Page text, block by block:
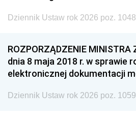
Dziennik Ustaw rok 2026 poz. 1048
ROZPORZĄDZENIE MINISTRA
dnia 8 maja 2018 r. w sprawie
elektronicznej dokumentacji
Dziennik Ustaw rok 2026 poz. 1059